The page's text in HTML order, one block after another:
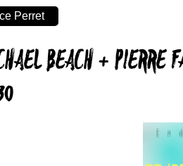
BEACH + PIERRE
Perret